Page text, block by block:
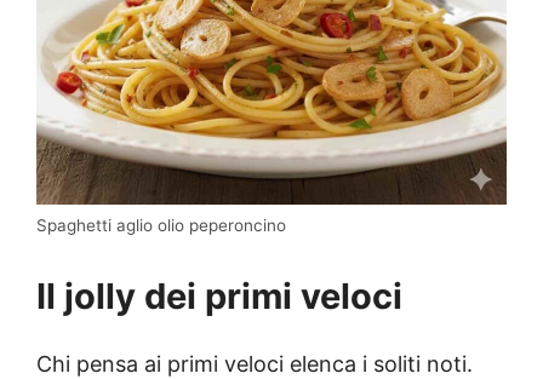
Spaghetti aglio olio peperoncino
Il jolly dei primi veloci
Chi pensa ai primi veloci elenca i soliti noti.